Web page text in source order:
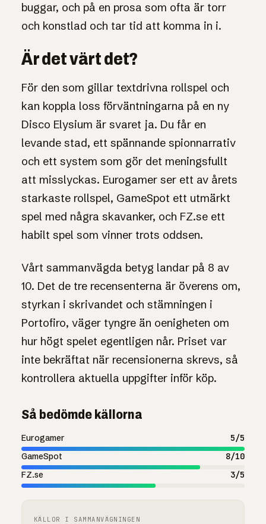
buggar, och på en prosa som ofta är torr
och konstlad och tar tid att komma in i.
Är det värt det?
För den som gillar textdrivna rollspel och
kan koppla loss förväntningarna på en ny
Disco Elysium är svaret ja. Du får en
levande stad, ett spännande spionnarrativ
och ett system som gör det meningsfullt
att misslyckas. Eurogamer ser ett av årets
starkaste rollspel, GameSpot ett utmärkt
spel med några skavanker, och FZ.se ett
habilt spel som vinner trots oddsen.
Vårt sammanvägda betyg landar på 8 av
10. Det de tre recensenterna är överens om,
styrkan i skrivandet och stämningen i
Portofiro, väger tyngre än oenigheten om
hur högt spelet egentligen når. Priset var
inte bekräftat när recensionerna skrevs, så
kontrollera aktuella uppgifter inför köp.
Så bedömde källorna
Eurogamer
5/5
GameSpot
8/10
FZ.se
3/5
KÄLLOR I SAMMANVÄGNINGEN